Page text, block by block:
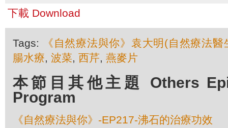
下載 Download
Tags:
《自然療法與你》袁大明(自然療法醫
腸水療, 波菜, 西芹, 燕麥片
本節目其他主題 Others
Program
《自然療法與你》-EP217-沸石的治療功效